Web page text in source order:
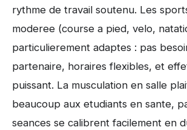
rythme de travail soutenu. Les
moderee (course a pied, velo,
particulierement adaptes : pas
partenaire, horaires flexibles, et
puissant. La musculation en salle
beaucoup aux etudiants en sante,
seances se calibrent facilement en